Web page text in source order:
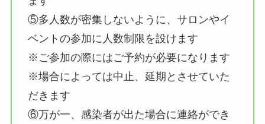
⑤多人数が密集しないように、サロンやイ
ベントの参加に人数制限を設けます
※ご参加の際にはご予約が必要になります
※場合によっては中止、延期とさせていた
だきます
⑥万が一、感染者が出た場合に連絡ができ